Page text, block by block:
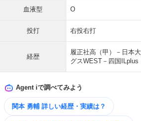
血液型 O
投打 右投右打
経歴
履正社高（甲）－日本
グスWEST－四国ILplus
Agent iで調べてみよう
関本 勇輔 詳しい経歴・実績は？